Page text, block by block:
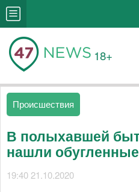
18+
Происшествия
В полыхавшей
нашли
19:40 21.10.2020